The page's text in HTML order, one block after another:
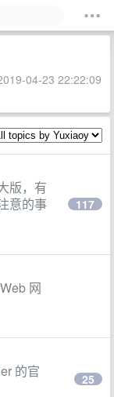
04-23 22:22:09
版，有
意的事
117
网
的官
25